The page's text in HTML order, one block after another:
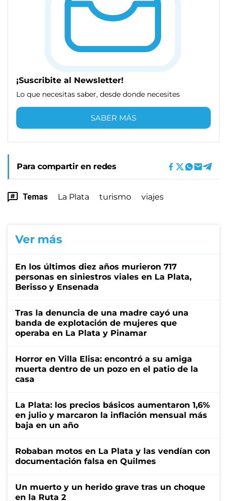
¡Suscribite al Newsletter!
Lo que necesitas saber, desde donde necesites
SABER MÁS
Para compartir en redes
Temas La Plata turismo viajes
Ver más
En los últimos diez años murieron 717
personas en siniestros viales en La Plata,
Berisso y Ensenada
Tras la denuncia de una madre cayó una
banda de explotación de mujeres que
operaba en La Plata y Pinamar
Horror en Villa Elisa: encontró a su amiga
muerta dentro de un pozo en el patio de la
casa
La Plata: los precios básicos aumentaron 1,6%
en julio y marcaron la inflación mensual más
baja en un año
Robaban motos en La Plata y las vendían con
documentación falsa en Quilmes
Un muerto y un herido grave tras un choque
en la Ruta 2